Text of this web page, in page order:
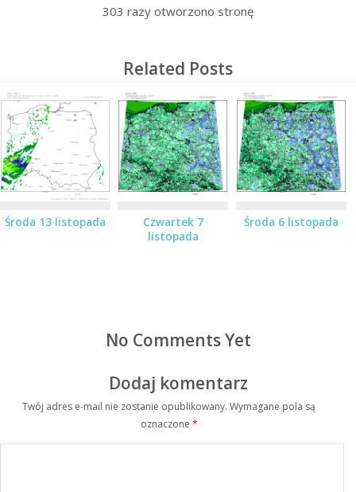
303 razy otworzono stronę
Related Posts
Środa 13 listopada
Czwartek 7
listopada
Środa 6 listopada
No Comments Yet
Dodaj komentarz
Twój adres e-mail nie zostanie opublikowany. Wymagane pola są
oznaczone *